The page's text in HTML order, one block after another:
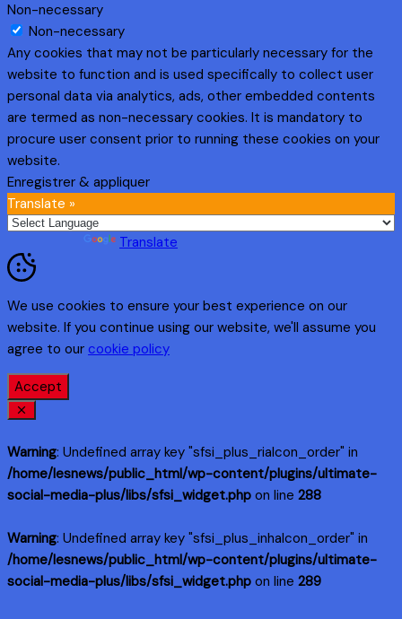
Non-necessary
Non-necessary
Any cookies that may not be particularly necessary for the
website to function and is used specifically to collect user
personal data via analytics, ads, other embedded contents
are termed as non-necessary cookies. It is mandatory to
procure user consent prior to running these cookies on your
website.
Enregistrer & appliquer
Translate »
Translate
We use cookies to ensure your best experience on our
website. If you continue using our website, we'll assume you
agree to our cookie policy
Accept
Warning: Undefined array key "sfsi_plus_riaIcon_order" in
/home/lesnews/public_html/wp-content/plugins/ultimate-
social-media-plus/libs/sfsi_widget.php on line 288
Warning: Undefined array key "sfsi_plus_inhaIcon_order" in
/home/lesnews/public_html/wp-content/plugins/ultimate-
social-media-plus/libs/sfsi_widget.php on line 289